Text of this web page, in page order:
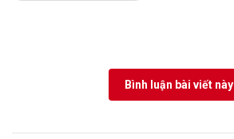
Bình luận bài viết này